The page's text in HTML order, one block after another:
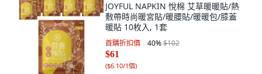
JOYFUL NAPKIN 悅棉 艾草暖暖貼/熱
敷帶時尚暖宮貼/暖腰貼/暖暖包/膝蓋
暖貼 10枚入, 1套
首購折扣價 40%$102
$61
($6.10/1個)